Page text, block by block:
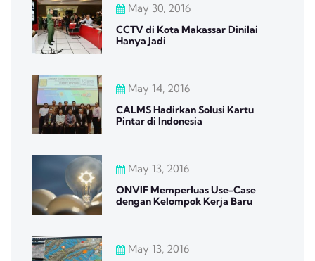
May 30, 2016
CCTV di Kota Makassar Dinilai
Hanya Jadi
May 14, 2016
CALMS Hadirkan Solusi Kartu
Pintar di Indonesia
May 13, 2016
ONVIF Memperluas Use-Case
dengan Kelompok Kerja Baru
May 13, 2016